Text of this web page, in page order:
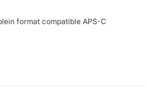
format compatible APS-C